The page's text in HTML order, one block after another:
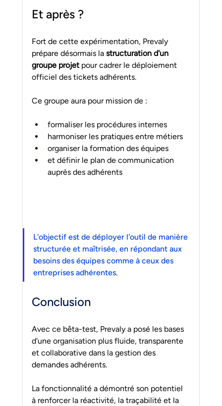
Et après ?
Fort de cette expérimentation, Prevaly
prépare désormais la structuration d'un
groupe projet pour cadrer le déploiement
officiel des tickets adhérents.
Ce groupe aura pour mission de :
formaliser les procédures internes
harmoniser les pratiques entre métiers
organiser la formation des équipes
et définir le plan de communication
auprès des adhérents
L'objectif est de déployer l'outil de manière
structurée et maîtrisée, en répondant aux
besoins des équipes comme à ceux des
entreprises adhérentes.
Conclusion
Avec ce bêta-test, Prevaly a posé les bases
d'une organisation plus fluide, transparente
et collaborative dans la gestion des
demandes adhérents.
La fonctionnalité a démontré son potentiel
à renforcer la réactivité, la traçabilité et la